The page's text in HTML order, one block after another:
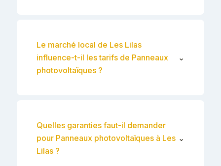
Le marché local de Les Lilas
influence-t-il les tarifs de Panneaux
photovoltaïques ?
⌄
Quelles garanties faut-il demander
pour Panneaux photovoltaïques à Les
Lilas ?
⌄